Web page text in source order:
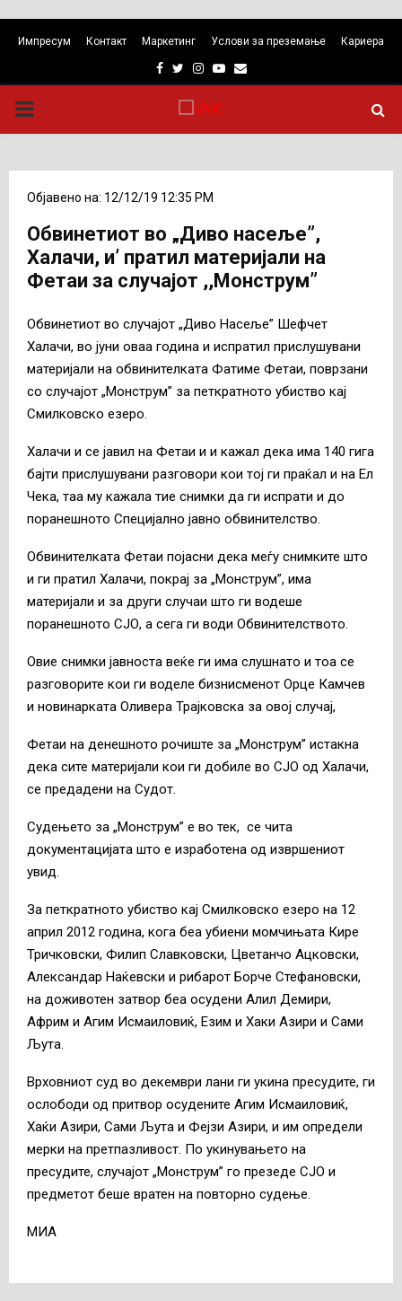
Импресум Контакт Маркетинг Услови за преземање Кариера
Facebook
TwitterInstagram
Youtube
Email
PRIMARY
Објавено на: 12/12/19 12:35 PM
Обвинетиот во „Диво насеље”,
Халачи, и’ пратил материјали на
Фетаи за случајот ,,Монструм”
Обвинетиот во случајот „Диво Насеље” Шефчет
Халачи, во јуни оваа година и испратил прислушувани
материјали на обвинителката Фатиме Фетаи, поврзани
со случајот „Монструм” за петкратното убиство кај
Смилковско езеро.
Халачи и се јавил на Фетаи и и кажал дека има 140 гига
бајти прислушувани разговори кои тој ги праќал и на Ел
Чека, таа му кажала тие снимки да ги испрати и до
поранешното Специјално јавно обвинителство.
Обвинителката Фетаи појасни дека меѓу снимките што
и ги пратил Халачи, покрај за „Монструм”, има
материјали и за други случаи што ги водеше
поранешното СЈО, а сега ги води Обвинителството.
Овие снимки јавноста веќе ги има слушнато и тоа се
разговорите кои ги воделе бизнисменот Орце Камчев
и новинарката Оливера Трајковска за овој случај,
Фетаи на денешното рочиште за „Монструм” истакна
дека сите материјали кои ги добиле во СЈО од Халачи,
се предадени на Судот.
Судењето за „Монструм” е во тек, се чита
документацијата што е изработена од извршениот
увид.
За петкратното убиство кај Смилковско езеро на 12
април 2012 година, кога беа убиени момчињата Кире
Тричковски, Филип Славковски, Цветанчо Ацковски,
Александар Наќевски и рибарот Борче Стефановски,
на доживотен затвор беа осудени Алил Демири,
Африм и Агим Исмаиловиќ, Езим и Хаки Азири и Сами
Љута.
Врховниот суд во декември лани ги укина пресудите, ги
ослободи од притвор осудените Агим Исмаиловиќ,
Хаќи Азири, Сами Љута и Фејзи Азири, и им определи
мерки на претпазливост. По укинувањето на
пресудите, случајот „Монструм” го презеде СЈО и
предметот беше вратен на повторно судење.
МИА